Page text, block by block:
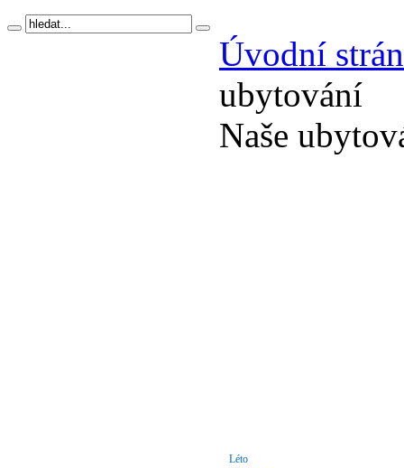
Úvodní
ubytování
Naše
Léto